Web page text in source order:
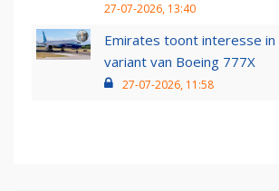
27-07-2026, 13:40
Emirates toont interesse
variant van Boeing 777X
27-07-2026, 11:58